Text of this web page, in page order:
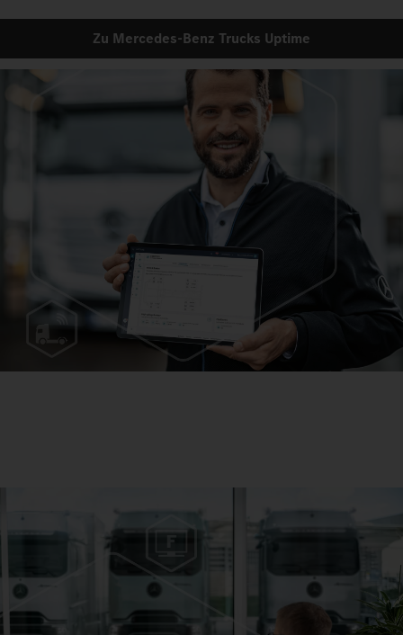
Zu Mercedes‑Benz Trucks Uptime